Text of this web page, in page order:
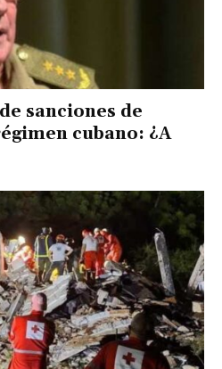
sanciones de
cubano: ¿A